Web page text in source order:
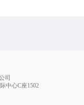
司
中心C座1502